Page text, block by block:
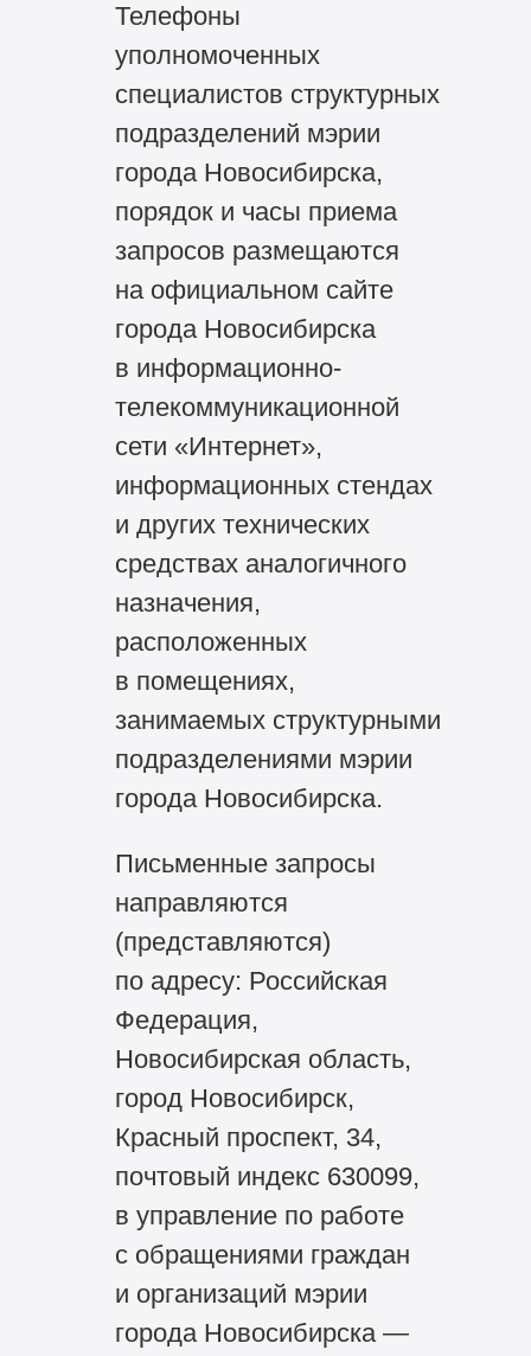
Телефоны
уполномоченных
специалистов структурных
подразделений мэрии
города Новосибирска,
порядок и часы приема
запросов размещаются
на официальном сайте
города Новосибирска
в информационно-
телекоммуникационной
сети «Интернет»,
информационных стендах
и других технических
средствах аналогичного
назначения,
расположенных
в помещениях,
занимаемых структурными
подразделениями мэрии
города Новосибирска.
Письменные запросы
направляются
(представляются)
по адресу: Российская
Федерация,
Новосибирская область,
город Новосибирск,
Красный проспект, 34,
почтовый индекс 630099,
в управление по работе
с обращениями граждан
и организаций мэрии
города Новосибирска —